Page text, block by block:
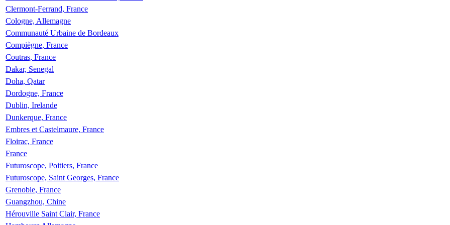
Clermont-Ferrand, France
Cologne, Allemagne
Communauté Urbaine de Bordeaux
Compiègne, France
Coutras, France
Dakar, Senegal
Doha, Qatar
Dordogne, France
Dublin, Irelande
Dunkerque, France
Embres et Castelmaure, France
Floirac, France
France
Futuroscope, Poitiers, France
Futuroscope, Saint Georges, France
Grenoble, France
Guangzhou, Chine
Hérouville Saint Clair, France